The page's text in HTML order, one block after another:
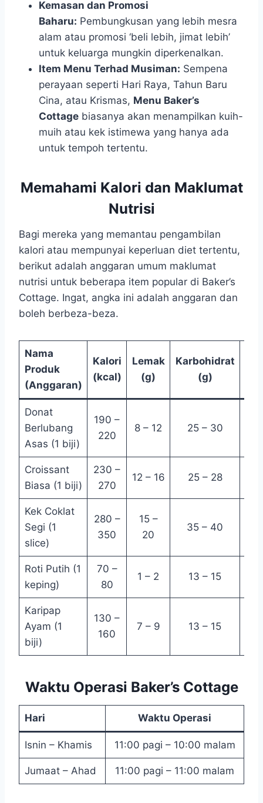
Kemasan dan Promosi
Baharu: Pembungkusan yang lebih mesra
alam atau promosi ‘beli lebih, jimat lebih’
untuk keluarga mungkin diperkenalkan.
Item Menu Terhad Musiman: Sempena
perayaan seperti Hari Raya, Tahun Baru
Cina, atau Krismas, Menu Baker’s
Cottage biasanya akan menampilkan kuih-
muih atau kek istimewa yang hanya ada
untuk tempoh tertentu.
Memahami Kalori dan Maklumat
Nutrisi
Bagi mereka yang memantau pengambilan
kalori atau mempunyai keperluan diet tertentu,
berikut adalah anggaran umum maklumat
nutrisi untuk beberapa item popular di Baker’s
Cottage. Ingat, angka ini adalah anggaran dan
boleh berbeza-beza.
Nama
Produk
(Anggaran)
Kalori
(kcal)
Lemak
(g)
Karbohidrat
(g)
Donat
Berlubang
Asas (1 biji)
190 –
220
8 – 12 25 – 30
Croissant
Biasa (1 biji)
230 –
270
12 – 16 25 – 28
Kek Coklat
Segi (1
slice)
280 –
350
15 –
20
35 – 40
Roti Putih (1
keping)
70 –
80
1 – 2 13 – 15
Karipap
Ayam (1
biji)
130 –
160
7 – 9 13 – 15
Waktu Operasi Baker’s Cottage
Hari Waktu Operasi
Isnin – Khamis 11:00 pagi – 10:00 malam
Jumaat – Ahad 11:00 pagi – 11:00 malam